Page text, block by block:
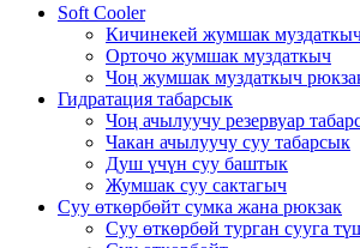
Soft Cooler
Кичинекей жумшак
Орточо жумшак муздаткыч
Чоң жумшак муздаткыч
Гидратация табарсык
Чоң ачылуучу резервуар
Чакан ачылуучу суу табарсык
Душ үчүн суу баштык
Жумшак суу сактагыч
Суу өткөрбөйт сумка жана рюкзак
Суу өткөрбөй турган сууга